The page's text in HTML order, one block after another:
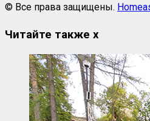
© Все права защищены.
Читайте также x